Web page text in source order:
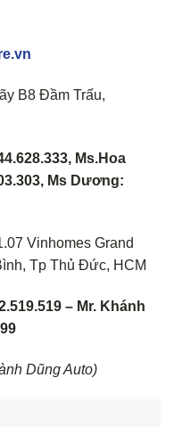
B8 Đầm Trấu,
Ms.Hoa
Ms Dương:
Vinhomes Grand
Tp Thủ Đức, HCM
– Mr. Khánh
Dũng Auto)